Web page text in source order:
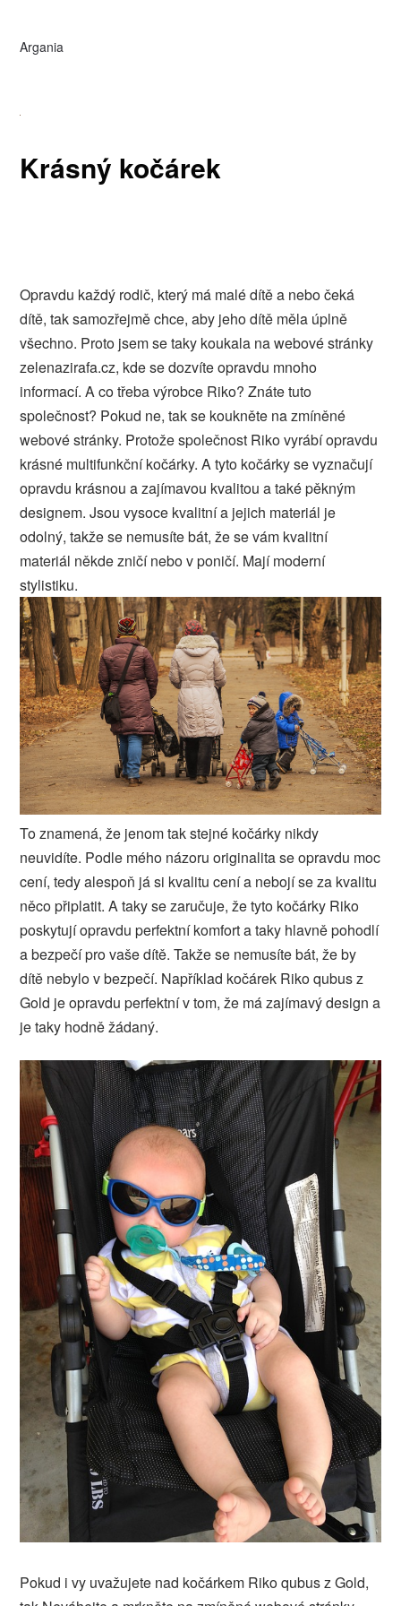
Argania
Krásný kočárek
Opravdu každý rodič, který má malé dítě a nebo čeká
dítě, tak samozřejmě chce, aby jeho dítě měla úplně
všechno. Proto jsem se taky koukala na webové stránky
zelenazirafa.cz, kde se dozvíte opravdu mnoho
informací. A co třeba výrobce Riko? Znáte tuto
společnost? Pokud ne, tak se koukněte na zmíněné
webové stránky. Protože společnost Riko vyrábí opravdu
krásné multifunkční kočárky. A tyto kočárky se vyznačují
opravdu krásnou a zajímavou kvalitou a také pěkným
designem. Jsou vysoce kvalitní a jejich materiál je
odolný, takže se nemusíte bát, že se vám kvalitní
materiál někde zničí nebo v poničí. Mají moderní
stylistiku.
To znamená, že jenom tak stejné kočárky nikdy
neuvidíte. Podle mého názoru originalita se opravdu moc
cení, tedy alespoň já si kvalitu cení a nebojí se za kvalitu
něco připlatit. A taky se zaručuje, že tyto kočárky Riko
poskytují opravdu perfektní komfort a taky hlavně pohodlí
a bezpečí pro vaše dítě. Takže se nemusíte bát, že by
dítě nebylo v bezpečí. Například kočárek Riko qubus z
Gold je opravdu perfektní v tom, že má zajímavý design a
je taky hodně žádaný.
Pokud i vy uvažujete nad kočárkem Riko qubus z Gold,